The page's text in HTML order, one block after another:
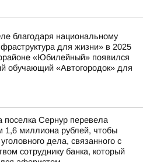
благодаря национальному
для жизни» в 2025
«Юбилейный» появился
обучающий «Автогородок» для
поселка Сернур перевела
1,6 миллиона рублей, чтобы
дела, связанного с
сотруднику банка, который